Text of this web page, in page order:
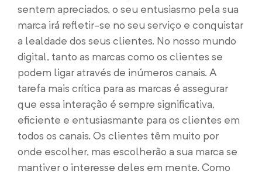
sentem apreciados, o seu entusiasmo pela sua
marca irá refletir-se no seu serviço e conquistar
a lealdade dos seus clientes. No nosso mundo
digital, tanto as marcas como os clientes se
podem ligar através de inúmeros canais. A
tarefa mais crítica para as marcas é assegurar
que essa interação é sempre significativa,
eficiente e entusiasmante para os clientes em
todos os canais. Os clientes têm muito por
onde escolher, mas escolherão a sua marca se
mantiver o interesse deles em mente. Como